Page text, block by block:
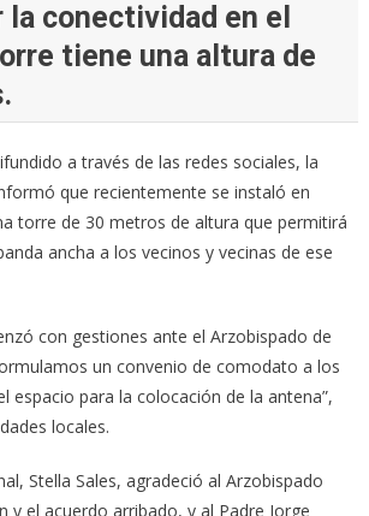
conectividad en el
tiene una altura de
a través de las redes sociales, la
que recientemente se instaló en
torre de 30 metros de altura que permitirá
ancha a los vecinos y vecinas de ese
con gestiones ante el Arzobispado de
un convenio de comodato a los
espacio para la colocación de la antena”,
locales.
Stella Sales, agradeció al Arzobispado
y el acuerdo arribado, y al Padre Jorge